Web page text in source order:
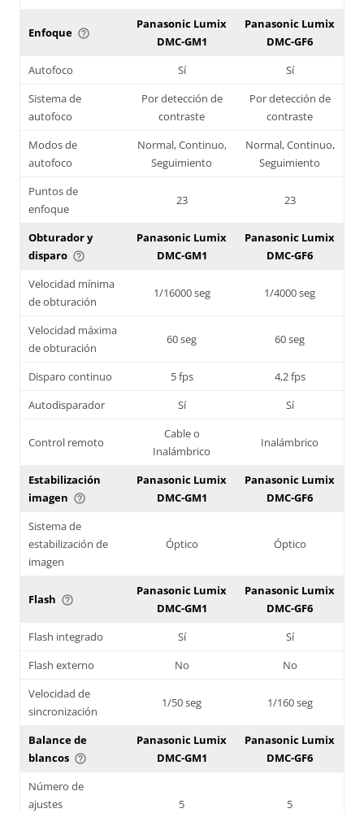
Enfoque help_outline
Panasonic Lumix
DMC-GM1
Panasonic Lumix
DMC-GF6
Autofoco
Sí
Sí
Sistema de
autofoco
Por detección de
contraste
Por detección de
contraste
Modos de
autofoco
Normal, Continuo,
Seguimiento
Normal, Continuo,
Seguimiento
Puntos de
enfoque
23 23
Obturador y
disparo help_outline
Panasonic Lumix
DMC-GM1
Panasonic Lumix
DMC-GF6
Velocidad mínima
de obturación
1/16000 seg 1/4000 seg
Velocidad máxima
de obturación
60 seg 60 seg
Disparo continuo 5 fps
4,2 fps
Autodisparador
Sí Sí
Control remoto
Cable o
Inalámbrico
Inalámbrico
Estabilización
imagen help_outline
Panasonic Lumix
DMC-GM1
Panasonic Lumix
DMC-GF6
Sistema de
estabilización de
imagen
Óptico Óptico
Flash help_outline
Panasonic Lumix
DMC-GM1
Panasonic Lumix
DMC-GF6
Flash integrado
Sí
Sí
Flash externo
No
No
Velocidad de
sincronización
1/50 seg 1/160 seg
Balance de
blancos help_outline
Panasonic Lumix
DMC-GM1
Panasonic Lumix
DMC-GF6
Número de
ajustes
5 5